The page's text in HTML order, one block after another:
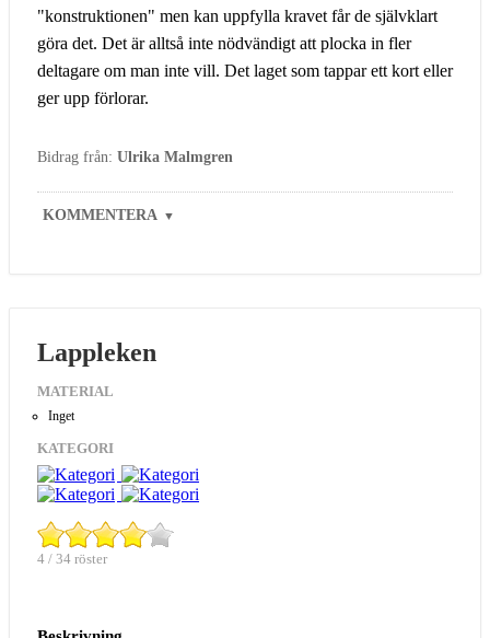
"konstruktionen" men kan uppfylla kravet får de självklart
göra det. Det är alltså inte nödvändigt att plocka in fler
deltagare om man inte vill. Det laget som tappar ett kort eller
ger upp förlorar.
Bidrag från: Ulrika Malmgren
KOMMENTERA ▼
Lappleken
MATERIAL
Inget
KATEGORI
4 / 34 röster